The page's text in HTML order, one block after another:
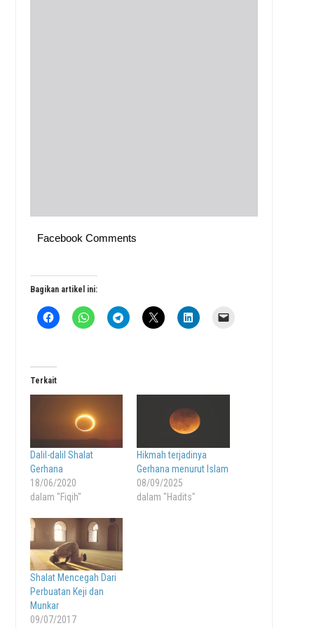
Facebook Comments
Bagikan artikel ini:
Terkait
Dalil-dalil Shalat
Gerhana
18/06/2020
dalam "Fiqih"
Hikmah terjadinya
Gerhana menurut Islam
08/09/2025
dalam "Hadits"
Shalat Mencegah Dari
Perbuatan Keji dan
Munkar
09/07/2017